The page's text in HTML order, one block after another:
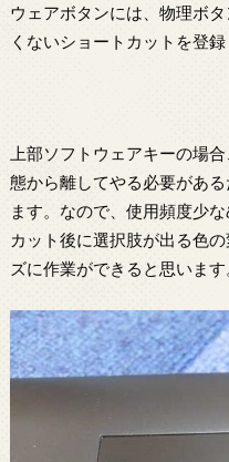
ウェアボタンには、物理ボ
くないショートカットを登録
上部ソフトウェアキーの場
態から離してやる必要があ
ます。なので、使用頻度少
カット後に選択肢が出る色
ズに作業ができると思います